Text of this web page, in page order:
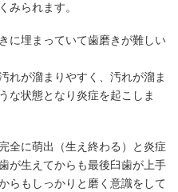
みられます。
に埋まっていて歯磨きが難しい
れが溜まりやすく、汚れが溜ま
な状態となり炎症を起こしま
全に萌出（生え終わる）と炎症
が生えてからも最後臼歯が上手
らもしっかりと磨く意識をして